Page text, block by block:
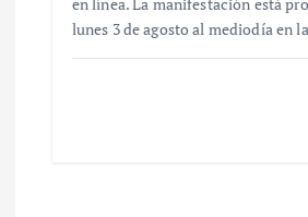
en línea. La manifestación está
lunes 3 de agosto al mediodía en